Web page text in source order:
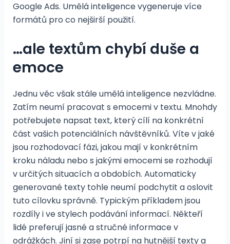
Google Ads. Umělá inteligence vygeneruje více
formátů pro co nejširší použití.
…ale textům chybí duše a
emoce
Jednu věc však stále umělá inteligence nezvládne.
Zatím neumí pracovat s emocemi v textu. Mnohdy
potřebujete napsat text, který cílí na konkrétní
část vašich potenciálních návštěvníků. Víte v jaké
jsou rozhodovací fázi, jakou mají v konkrétním
kroku náladu nebo s jakými emocemi se rozhodují
v určitých situacích a obdobích. Automaticky
generované texty tohle neumí podchytit a oslovit
tuto cílovku správně. Typickým příkladem jsou
rozdíly i ve stylech podávání informací. Někteří
lidé preferují jasné a stručné informace v
odrážkách. Jiní si zase potrpí na hutnější texty a